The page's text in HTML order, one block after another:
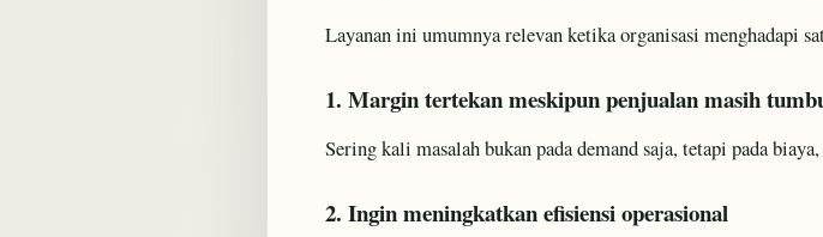
Layanan ini umumnya relevan ketika organisasi menghadapi
1. Margin tertekan meskipun penjualan masih
Sering kali masalah bukan pada demand saja, tetapi pada
2. Ingin meningkatkan efisiensi operasional